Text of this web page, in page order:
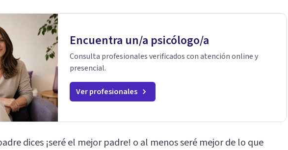
Encuentra un/a psicólogo/a
Consulta profesionales verificados con atención online y
presencial.
Ver profesionales
dices ¡seré el mejor padre! o al menos seré mejor de lo que